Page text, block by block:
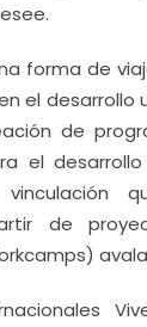
forma de
el desarrollo
de
el
de